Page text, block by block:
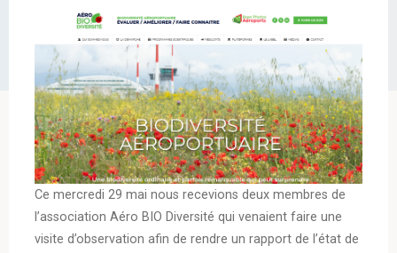
Ce mercredi 29 mai nous recevions deux membres de
l’association Aéro BIO Diversité qui venaient faire une
visite d’observation afin de rendre un rapport de l’état de